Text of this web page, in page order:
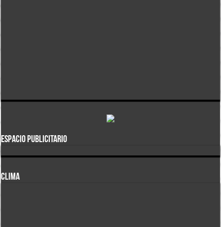
ESPACIO PUBLICITARIO
CLIMA